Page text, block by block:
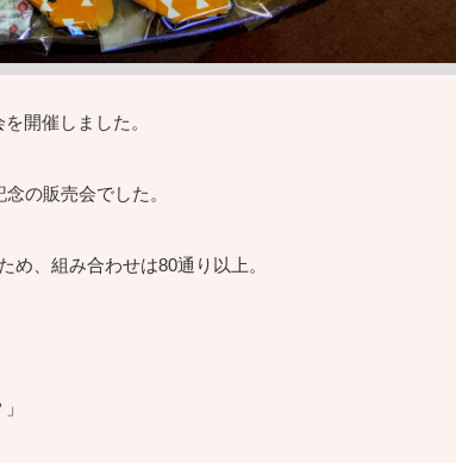
開催しました。
の販売会でした。
め、組み合わせは80通り以上。